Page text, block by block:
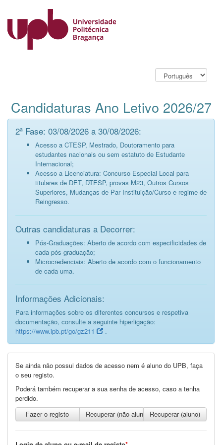
Candidaturas Ano Letivo 2026/27
2ª Fase: 03/08/2026 a 30/08/2026:
Acesso a CTESP, Mestrado, Doutoramento para
estudantes nacionais ou sem estatuto de Estudante
Internacional;
Acesso a Licenciatura: Concurso Especial Local para
titulares de DET, DTESP, provas M23, Outros Cursos
Superiores, Mudanças de Par Instituição/Curso e regime de
Reingresso.
Outras candidaturas a Decorrer:
Pós-Graduações: Aberto de acordo com especificidades de
cada pós-graduação;
Microcredenciais: Aberto de acordo com o funcionamento
de cada uma.
Informações Adicionais:
Para informações sobre os diferentes concursos e respetiva
documentação, consulte a seguinte hiperligação:
https://www.ipb.pt/go/gz211
.
Se ainda não possui dados de acesso nem é aluno do UPB, faça
o seu registo.
Poderá também recuperar a sua senha de acesso, caso a tenha
perdido.
Fazer o registo
Recuperar (não aluno) Recuperar (aluno)